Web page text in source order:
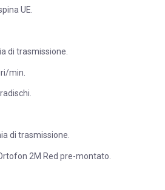
UE.
di trasmissione.
min.
di trasmissione.
2M Red pre-montato.